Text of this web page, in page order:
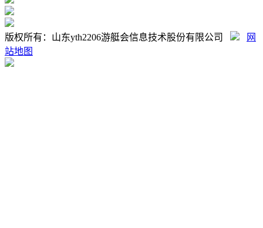
版权所有：山东yth2206游艇会信息技术股份有限公司
网
站地图